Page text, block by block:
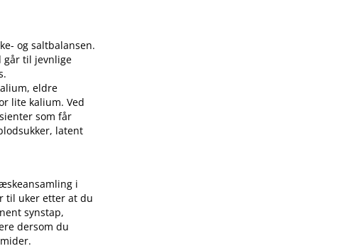
og saltbalansen.
går til jevnlige
eldre
lite kalium. Ved
som får
latent
i
til uker etter at du
synstap,
dersom du